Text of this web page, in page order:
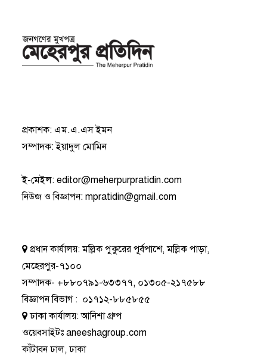
প্রকাশক: এম.এ.এস ইমন
সম্পাদক: ইয়াদুল মোমিন
ই-মেইল:editor@meherpurpratidin.com
নিউজ ও বিজ্ঞাপন:mpratidin@gmail.com
প্রধান কার্যালয়:মল্লিক পুকুরের পূর্বপাশে, মল্লিক পাড়া,
মেহেরপুর-৭১০০
সম্পাদক- +৮৮০৭৯১-৬৩৩৭৭, ০১৩০৫-২১৭৫৮৮
বিজ্ঞাপন বিভাগ: ০১৭১২-৮৮৫৮৫৫
ঢাকা কার্যালয়:আনিশা গ্রুপ
ওয়েবসাইটঃaneeshagroup.com
কাঁটাবন ঢাল, ঢাকা